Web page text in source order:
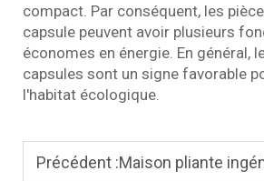
compact. Par conséquent, les
capsule peuvent avoir plusieurs
économes en énergie. En général,
capsules sont un signe favorable
l'habitat écologique.
Précédent :Maison pliante ingénieuse qui peut être transportée n'importe où et